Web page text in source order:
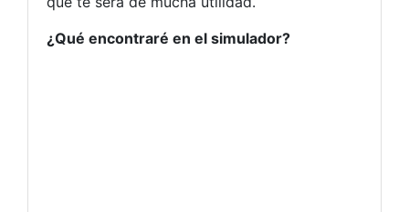
¿Qué encontraré en el simulador?